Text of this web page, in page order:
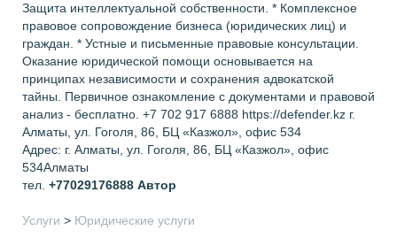
Защита интеллектуальной собственности. * Комплексное
правовое сопровождение бизнеса (юридических лиц) и
граждан. * Устные и письменные правовые консультации.
Оказание юридической помощи основывается на
принципах независимости и сохранения адвокатской
тайны. Первичное ознакомление с документами и правовой
анализ - бесплатно. +7 702 917 6888 https://defender.kz г.
Алматы, ул. Гоголя, 86, БЦ «Казжол», офис 534
Адрес: г. Алматы, ул. Гоголя, 86, БЦ «Казжол», офис
534Алматы
тел. +77029176888 Автор
Услуги > Юридические услуги